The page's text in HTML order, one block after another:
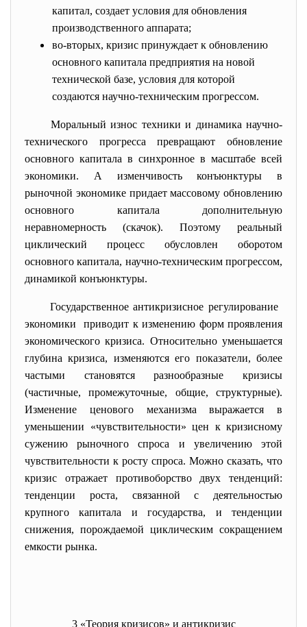
капитал, создает условия для обновления
производственного аппарата;
во-вторых, кризис принуждает к обновлению
основного капитала предприятия на новой
технической базе, условия для которой
создаются научно-техническим прогрессом.
Моральный износ техники и динамика научно-
технического прогресса превращают обновление
основного капитала в синхронное в масштабе всей
экономики. А изменчивость конъюнктуры в
рыночной экономике придает массовому обновлению
основного капитала дополнительную
неравномерность (скачок). Поэтому реальный
циклический процесс обусловлен оборотом
основного капитала, научно-техническим прогрессом,
динамикой конъюнктуры.
Государственное антикризисное регулирование
экономики приводит к изменению форм проявления
экономического кризиса. Относительно уменьшается
глубина кризиса, изменяются его показатели, более
частыми становятся разнообразные кризисы
(частичные, промежуточные, общие, структурные).
Изменение ценового механизма выражается в
уменьшении «чувствительности» цен к кризисному
сужению рыночного спроса и увеличению этой
чувствительности к росту спроса. Можно сказать, что
кризис отражает противоборство двух тенденций:
тенденции роста, связанной с деятельностью
крупного капитала и государства, и тенденции
снижения, порождаемой циклическим сокращением
емкости рынка.
3 «Теория кризисов» и антикризис